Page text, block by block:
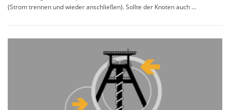
(Strom trennen und wieder anschließen). Sollte der Knoten auch …